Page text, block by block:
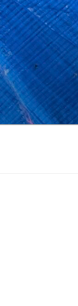
コ
ン
テ
ン
ツ
へ
ス
キ